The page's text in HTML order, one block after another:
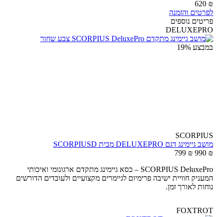
620 ₪
לפרטים והזמנה
פריטים נוספים
DELUXEPRO
במבצע 19%
SCORPIUS
מושב גיימינג דגם DELUXEPRO מבית SCORPIUSD
990 ₪
799 ₪
SCORPIUS DeluxePro – כסא גיימינג מתקדם ארגונומי ואיכותי
המעניק חוויית ישיבה פרימיום לגיימרים מקצועיים ולעובדים הדורשים
נוחות לאורך זמן.
FOXTROT